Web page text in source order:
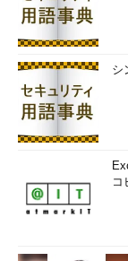
シ
コ